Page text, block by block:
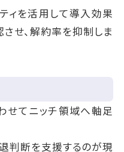
ィを活用して導入効果
せ、解約率を抑制しま
せてニッチ領域へ軸足
判断を支援するのが現